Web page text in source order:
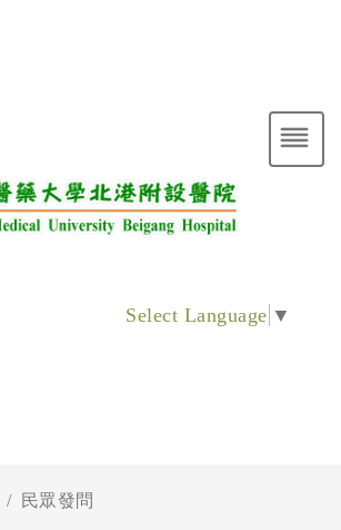
Select Language ▼
民眾發問